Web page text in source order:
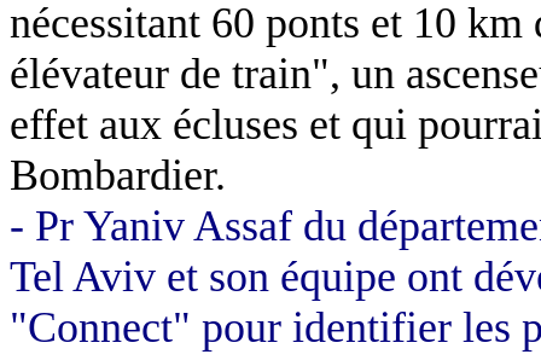
nécessitant 60 ponts et 10 km
élévateur de train", un
effet aux écluses et qui
Bombardier.
- Pr Yaniv Assaf du
Tel Aviv et son équipe ont
"Connect" pour identifier les